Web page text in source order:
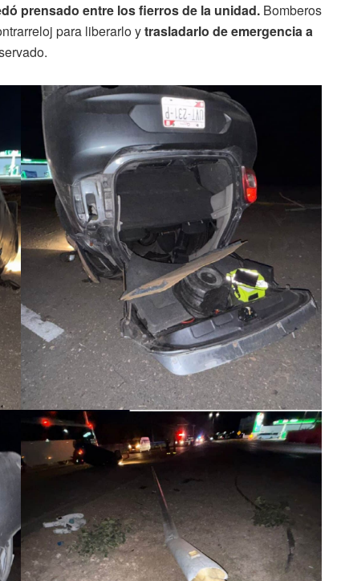
prensado entre los fierros de la unidad. Bomberos
para liberarlo ytrasladarlo de emergencia a